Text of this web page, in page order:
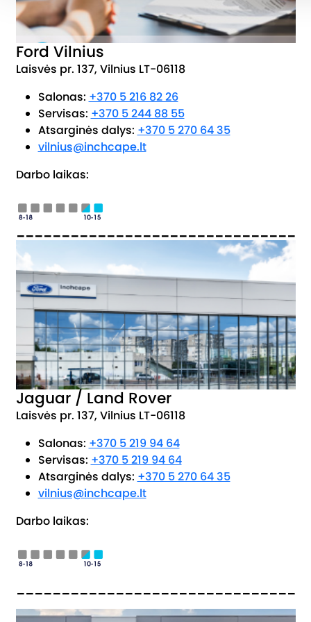
Ford Vilnius
Laisvės pr. 137, Vilnius LT-06118
Salonas: +370 5 216 82 26
Servisas: +370 5 244 88 55
Atsarginės dalys: +370 5 270 64 35
vilnius@inchcape.lt
Darbo laikas:
_______________________________
Jaguar / Land Rover
Laisvės pr. 137, Vilnius LT-06118
Salonas: +370 5 219 94 64
Servisas: +370 5 219 94 64
Atsarginės dalys: +370 5 270 64 35
vilnius@inchcape.lt
Darbo laikas:
_______________________________